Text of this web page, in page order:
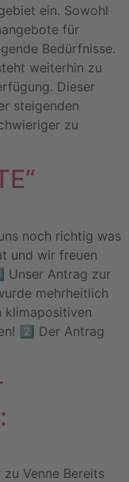
ein. Sowohl
für
Bedürfnisse.
weiterhin zu
Dieser
steigenden
zu
noch richtig was
und wir freuen
Unser Antrag zur
mehrheitlich
klimapositiven
2️⃣ Der Antrag
Venne Bereits